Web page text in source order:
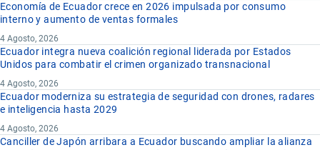
Economía de Ecuador crece en 2026 impulsada por consumo
interno y aumento de ventas formales
4 Agosto, 2026
Ecuador integra nueva coalición regional liderada por Estados
Unidos para combatir el crimen organizado transnacional
4 Agosto, 2026
Ecuador moderniza su estrategia de seguridad con drones, radares
e inteligencia hasta 2029
4 Agosto, 2026
Canciller de Japón arribara a Ecuador buscando ampliar la alianza